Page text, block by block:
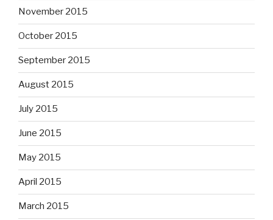
November 2015
October 2015
September 2015
August 2015
July 2015
June 2015
May 2015
April 2015
March 2015